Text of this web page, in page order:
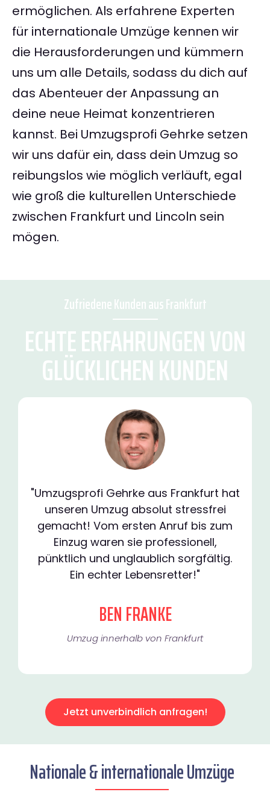
ermöglichen. Als erfahrene Experten
für internationale Umzüge kennen wir
die Herausforderungen und kümmern
uns um alle Details, sodass du dich auf
das Abenteuer der Anpassung an
deine neue Heimat konzentrieren
kannst. Bei Umzugsprofi Gehrke setzen
wir uns dafür ein, dass dein Umzug so
reibungslos wie möglich verläuft, egal
wie groß die kulturellen Unterschiede
zwischen Frankfurt und Lincoln sein
mögen.
Zufriedene Kunden aus Frankfurt
ECHTE ERFAHRUNGEN VON
GLÜCKLICHEN KUNDEN
"Umzugsprofi Gehrke aus Frankfurt hat
unseren Umzug absolut stressfrei
gemacht! Vom ersten Anruf bis zum
Einzug waren sie professionell,
pünktlich und unglaublich sorgfältig.
Ein echter Lebensretter!"
BEN FRANKE
Umzug innerhalb von Frankfurt​
Jetzt unverbindlich anfragen!
Nationale & internationale Umzüge